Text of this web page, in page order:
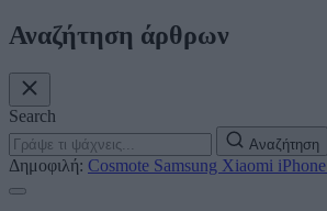
Αναζήτηση άρθρων
Search
Αναζήτηση
Δημοφιλή: Cosmote Samsung Xiaomi iPhone